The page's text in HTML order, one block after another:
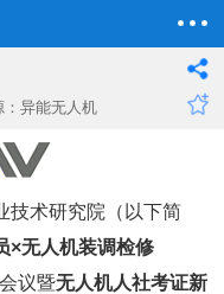
：异能无人机
技术研究院（以下简
×无人机装调检修
议暨无人机人社考证新